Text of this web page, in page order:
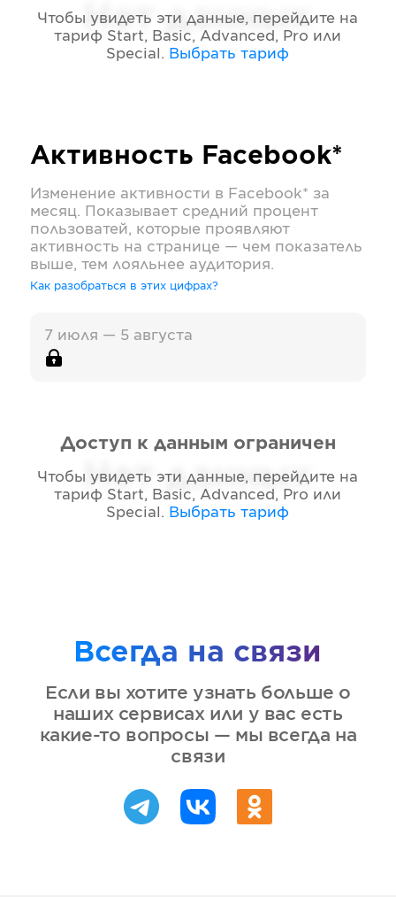
Нет данных
Чтобы увидеть эти данные, перейдите на
тариф Start, Basic, Advanced, Pro или
Special . Выбрать тариф
Активность Facebook*
Изменение активности в Facebook* за
месяц. Показывает средний процент
пользоватей, которые проявляют
активность на странице — чем показатель
выше, тем лояльнее аудитория.
Как разобраться в этих цифрах?
7 июля — 5 августа
Нет данных
Доступ к данным ограничен
Чтобы увидеть эти данные, перейдите на
тариф Start, Basic, Advanced, Pro или
Special . Выбрать тариф
Всегда на связи
Если вы хотите узнать больше о
наших сервисах или у вас есть
какие-то вопросы — мы всегда на
связи